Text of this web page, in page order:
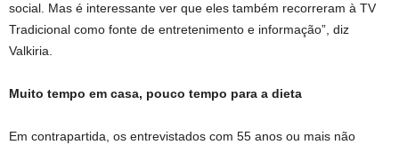
social. Mas é interessante ver que eles também recorreram à TV
Tradicional como fonte de entretenimento e informação”, diz
Valkiria.
Muito tempo em casa, pouco tempo para a dieta
Em contrapartida, os entrevistados com 55 anos ou mais não